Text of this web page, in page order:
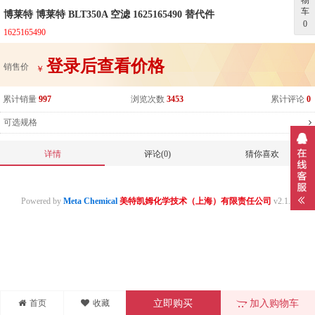
博莱特 博莱特 BLT350A 空滤 1625165490 替代件
1625165490
销售价 ￥ 登录后查看价格
累计销量 997 浏览次数 3453 累计评论 0
可选规格
首页 收藏 立即购买 加入购物车
详情 评论(0) 猜你喜欢
Powered by Meta Chemical美特凯姆化学技术（上海）有限责任公司 v2.1.0
车
0